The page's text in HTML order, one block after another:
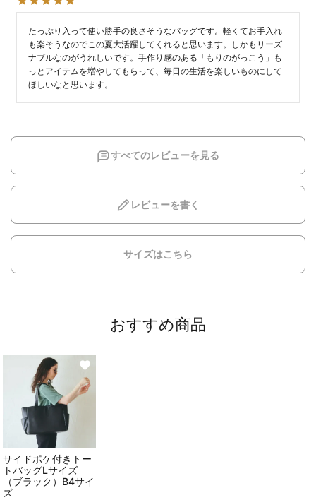
たっぷり入って使い勝手の良さそうなバッグです。軽くてお手入れ
も楽そうなのでこの夏大活躍してくれると思います。しかもリーズ
ナブルなのがうれしいです。手作り感のある「もりのがっこう」も
っとアイテムを増やしてもらって、毎日の生活を楽しいものにして
ほしいなと思います。
すべてのレビューを見る
レビューを書く
サイズはこちら
おすすめ商品
サイドポケ付きトー
トバッグLサイズ
（ブラック）B4サイ
ズ